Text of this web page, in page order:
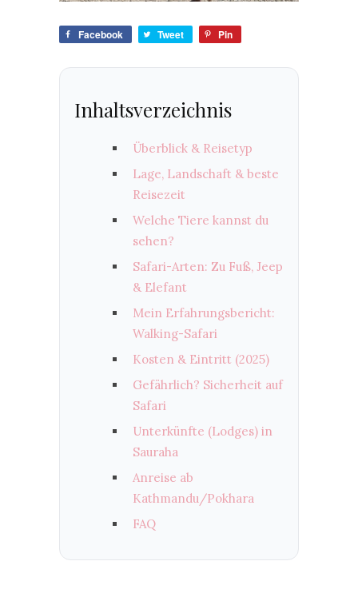
Facebook Tweet Pin
Inhaltsverzeichnis
Überblick & Reisetyp
Lage, Landschaft & beste
Reisezeit
Welche Tiere kannst du
sehen?
Safari-Arten: Zu Fuß, Jeep
& Elefant
Mein Erfahrungsbericht:
Walking-Safari
Kosten & Eintritt (2025)
Gefährlich? Sicherheit auf
Safari
Unterkünfte (Lodges) in
Sauraha
Anreise ab
Kathmandu/Pokhara
FAQ